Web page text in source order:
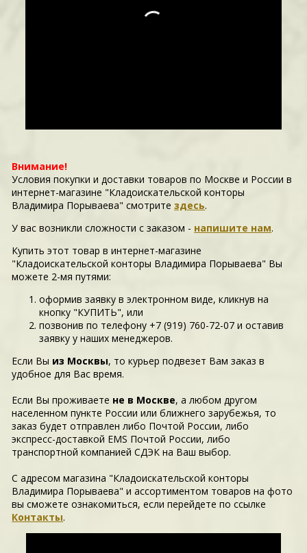
Внимание!
Условия покупки и доставки товаров по Москве и России в
интернет-магазине "Кладоискательской конторы
Владимира Порываева" смотритездесь.
У вас возникли сложности c заказом - напишите нам.
Купить этот товар в интернет-магазине
"Кладоискательской конторы Владимира Порываева" Вы
можете 2-мя путями:
оформив заявку в электронном виде, кликнув на
кнопку "КУПИТЬ", или
позвонив по телефону +7 (919) 760-72-07 и оставив
заявку у наших менеджеров.
Если Вы из Москвы, то курьер подвезет Вам заказ в
удобное для Вас время.
Если Вы проживаете не в Москве, а любом другом
населенном пункте России или ближнего зарубежья, то
заказ будет отправлен либо Почтой России, либо
экспресс-доставкой EMS Почтой России, либо
транспортной компанией СДЭК на Ваш выбор.
С адресом магазина "Кладоискательской конторы
Владимира Порываева" и ассортиментом товаров на фото
вы сможете ознакомиться, если перейдете по ссылке
Контакты.